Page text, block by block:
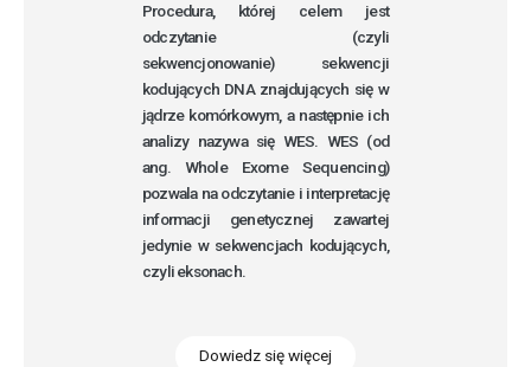
Procedura, której celem jest
odczytanie (czyli
sekwencjonowanie) sekwencji
kodujących DNA znajdujących się w
jądrze komórkowym, a następnie ich
analizy nazywa się WES. WES (od
ang. Whole Exome Sequencing)
pozwala na odczytanie i interpretację
informacji genetycznej zawartej
jedynie w sekwencjach kodujących,
czyli eksonach.
Dowiedz się więcej